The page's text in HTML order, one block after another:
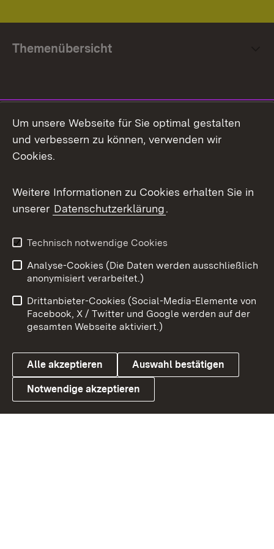
Themenübersicht
Facebook
X / Twitter
Youtube
Link zum Landesportal
Impressum
Kontakt
Barrierefreiheit
Datenschutz
Cookies
Um unsere Webseite für Sie optimal gestalten
und verbessern zu können, verwenden wir
Cookies.
Weitere Informationen zu Cookies erhalten Sie in
unserer Datenschutzerklärung.
Technisch notwendige Cookies
Analyse-Cookies (Die Daten werden ausschließlich
anonymisiert verarbeitet.)
Drittanbieter-Cookies (Social-Media-Elemente von
Facebook, X / Twitter und Google werden auf der
gesamten Webseite aktiviert.)
Alle akzeptieren Auswahl bestätigen
Notwendige akzeptieren